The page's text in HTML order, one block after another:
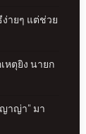
ายๆ แต่ช่วย
หตุยิง นายก
าญ่า" มา